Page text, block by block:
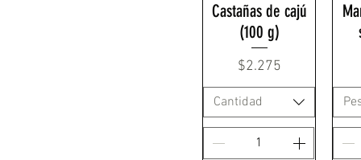
Castañas de cajú
(100 g)
Precio
$2.275
Cantidad